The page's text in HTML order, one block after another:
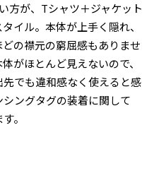
方が、Tシャツ＋ジャケット
イル。本体が上手く隠れ、
の襟元の窮屈感もありませ
がほとんど見えないので、
でも違和感なく使えると感
ングタグの装着に関して
。